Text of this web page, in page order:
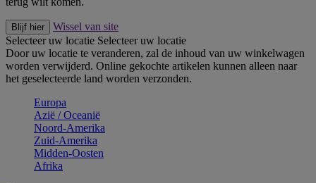
Blijf hier
Wissel van site
Selecteer uw locatie Selecteer uw locatie
Door uw locatie te veranderen, zal de inhoud van uw winkelwagen
worden verwijderd. Online gekochte artikelen kunnen alleen naar
het geselecteerde land worden verzonden.
Europa
Aziё / Oceaniё
Noord-Amerika
Zuid-Amerika
Midden-Oosten
Afrika